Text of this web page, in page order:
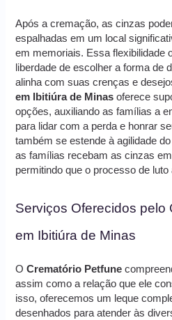
Após a cremação, as cinzas
espalhadas em um local
em memoriais. Essa flexibilidade
liberdade de escolher a forma de
alinha com suas crenças e
em Ibitiúra de Minas oferece
opções, auxiliando as famílias a
para lidar com a perda e honrar
também se estende à agilidade
as famílias recebam as cinzas
permitindo que o processo de luto
Serviços Oferecidos pelo
em Ibitiúra de Minas
OCrematório Petfune
assim como a relação que ele
isso, oferecemos um leque
desenhados para atender às